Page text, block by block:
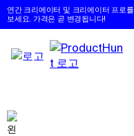
연간 크리에이터 및 크리에이터 프로
보세요. 가격은 곧 변경됩니다!